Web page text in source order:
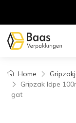
Home
Gripzak ldpe
gat